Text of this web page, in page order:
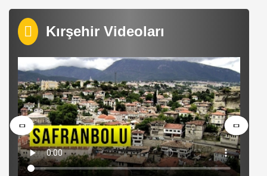
Kırşehir Videoları